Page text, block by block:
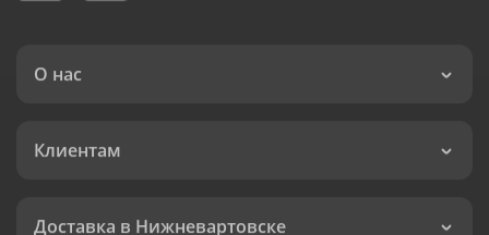
О нас
Клиентам
Доставка в Нижневартовске